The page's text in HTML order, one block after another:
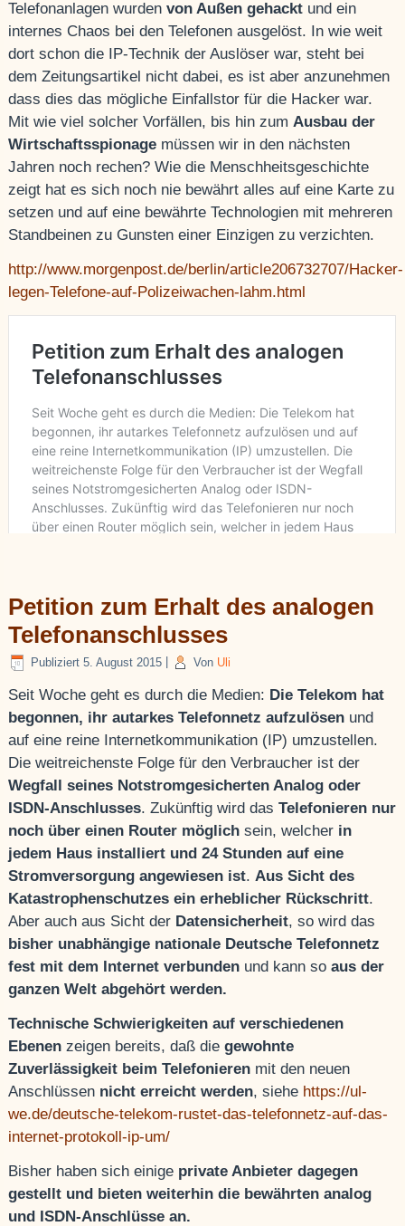
Telefonanlagen wurdenvon Außen gehackt und ein
internes Chaos bei den Telefonen ausgelöst. In wie weit
dort schon die IP-Technik der Auslöser war, steht bei
dem Zeitungsartikel nicht dabei, es ist aber anzunehmen
dass dies das mögliche Einfallstor für die Hacker war.
Mit wie viel solcher Vorfällen, bis hin zumAusbau der
Wirtschaftsspionage müssen wir in den nächsten
Jahren noch rechen? Wie die Menschheitsgeschichte
zeigt hat es sich noch nie bewährt alles auf eine Karte zu
setzen und auf eine bewährte Technologien mit mehreren
Standbeinen zu Gunsten einer Einzigen zu verzichten.
http://www.morgenpost.de/berlin/article206732707/Hacker-
legen-Telefone-auf-Polizeiwachen-lahm.html
Petition zum Erhalt des analogen
Telefonanschlusses
Publiziert 5. August 2015 Von Uli
Seit Woche geht es durch die Medien: Die Telekom hat
begonnen, ihr autarkes Telefonnetz aufzulösen und
auf eine reine Internetkommunikation (IP) umzustellen.
Die weitreichenste Folge für den Verbraucher ist der
Wegfall seines Notstromgesicherten Analog oder
ISDN-Anschlusses. Zukünftig wird dasTelefonieren nur
noch über einen Router möglich sein, welcher in
jedem Haus installiert und 24 Stunden auf eine
Stromversorgung angewiesen ist.Aus Sicht des
Katastrophenschutzes ein erheblicher Rückschritt.
Aber auch aus Sicht der Datensicherheit, so wird das
bisher unabhängige nationale Deutsche Telefonnetz
fest mit dem Internet verbunden und kann soaus der
ganzen Welt abgehört werden.
Technische Schwierigkeiten auf verschiedenen
Ebenen zeigen bereits, daß diegewohnte
Zuverlässigkeit beim Telefonieren mit den neuen
Anschlüssen nicht erreicht werden, siehe https://ul-
we.de/deutsche-telekom-rustet-das-telefonnetz-auf-das-
internet-protokoll-ip-um/
Bisher haben sich einige private Anbieter dagegen
gestellt und bieten weiterhin die bewährten analog
und ISDN-Anschlüsse an.